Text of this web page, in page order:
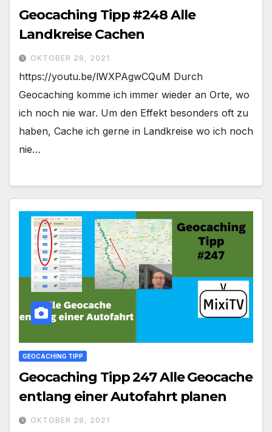
Geocaching Tipp #248 Alle
Landkreise Cachen
OKTOBER 28, 2021
https://youtu.be/lWXPAgwCQuM Durch
Geocaching komme ich immer wieder an Orte, wo
ich noch nie war. Um den Effekt besonders oft zu
haben, Cache ich gerne in Landkreise wo ich noch
nie…
GEOCACHING TIPP
Geocaching Tipp 247 Alle Geocache
entlang einer Autofahrt planen
OKTOBER 28, 2021